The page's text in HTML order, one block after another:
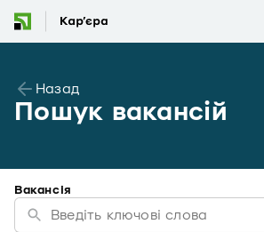
Назад
Пошук вакансій
Вакансія